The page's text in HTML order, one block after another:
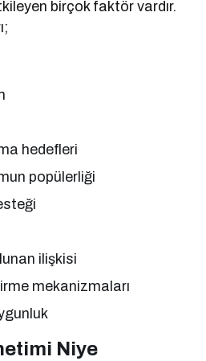
birçok faktör vardır.
hedefleri
popülerliği
ilişkisi
mekanizmaları
Niye